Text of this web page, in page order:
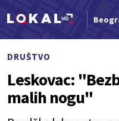
DRUŠTVO
Leskovac:
malih nogu"